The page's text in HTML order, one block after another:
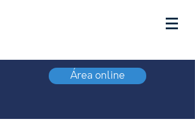
Área online